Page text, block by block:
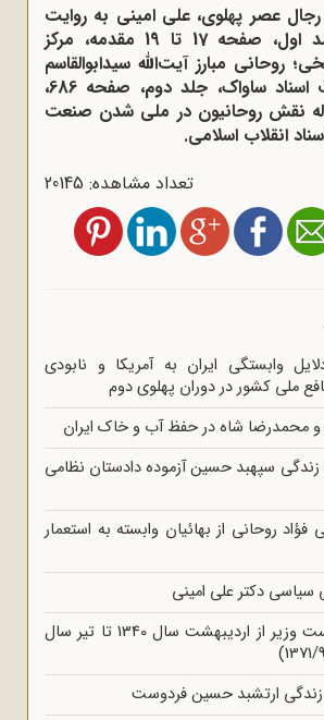
رجال عصر پهلوی، علی امینی به روایت
اسناد ساواک، جلد اول، صفحه 17 تا 19 مقدمه، مرکز
روحانی مبارز آیت‌الله سیدابوالقاسم
کاشانی به روایت اسناد ساواک، جلد دوم، صفحه 686،
نقش روحانیون در ملی شدن صنعت
انقلاب اسلامی.
تعداد مشاهده: 20145
وابستگی ایران به آمریکا و نابودی
ملی کشور در دوران پهلوی دوم
محمدرضا شاه در حفظ آب و خاک ایران
زندگی سپهبد حسین آزموده دادستان نظامی
روحانی از بهائیان وابسته به استعمار
سیاسی دکتر علی امینی
علی امینی نخست وزیر از اردیبهشت سال 1340 تا تیر سال
زندگی ارتشبد حسین فردوست